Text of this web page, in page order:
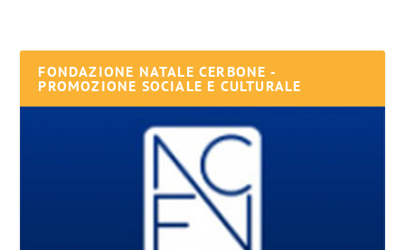
FONDAZIONE NATALE CERBONE -
PROMOZIONE SOCIALE E CULTURALE